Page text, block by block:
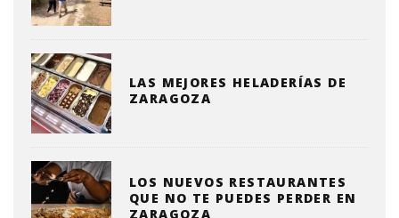
LAS MEJORES HELADERÍAS DE
ZARAGOZA
LOS NUEVOS RESTAURANTES
QUE NO TE PUEDES PERDER EN
ZARAGOZA